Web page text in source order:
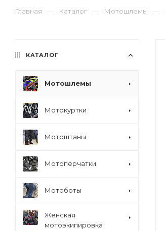
Главная — Каталог — Мотошлемы —
КАТАЛОГ
Мотошлемы
Мотокуртки
Мотоштаны
Мотоперчатки
Мотоботы
Женская
мотоэкипировка